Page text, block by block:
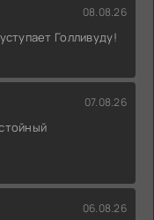
08.08.26
Голливуду!
07.08.26
06.08.26